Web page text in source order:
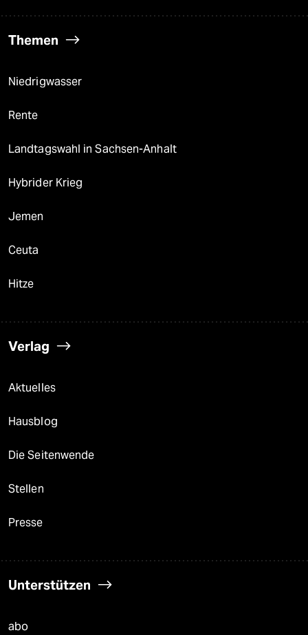
Themen
Niedrigwasser
Rente
Landtagswahl in Sachsen-Anhalt
Hybrider Krieg
Jemen
Ceuta
Hitze
Verlag
Aktuelles
Hausblog
Die Seitenwende
Stellen
Presse
Unterstützen
abo